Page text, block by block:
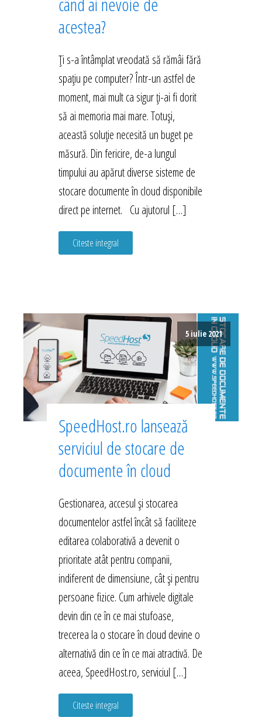
acestea?
Ți s-a întâmplat vreodată să rămâi fără
spațiu pe computer? Într-un astfel de
moment, mai mult ca sigur ți-ai fi dorit
să ai memoria mai mare. Totuși,
această soluție necesită un buget pe
măsură. Din fericire, de-a lungul
timpului au apărut diverse sisteme de
stocare documente în cloud disponibile
direct pe internet. Cu ajutorul […]
Citeste integral
5 iulie 2021
SpeedHost.ro lansează
serviciul de stocare de
documente în cloud
Gestionarea, accesul și stocarea
documentelor astfel încât să faciliteze
editarea colaborativă a devenit o
prioritate atât pentru companii,
indiferent de dimensiune, cât și pentru
persoane fizice. Cum arhivele digitale
devin din ce în ce mai stufoase,
trecerea la o stocare în cloud devine o
alternativă din ce în ce mai atractivă. De
aceea, SpeedHost.ro, serviciul […]
Citeste integral